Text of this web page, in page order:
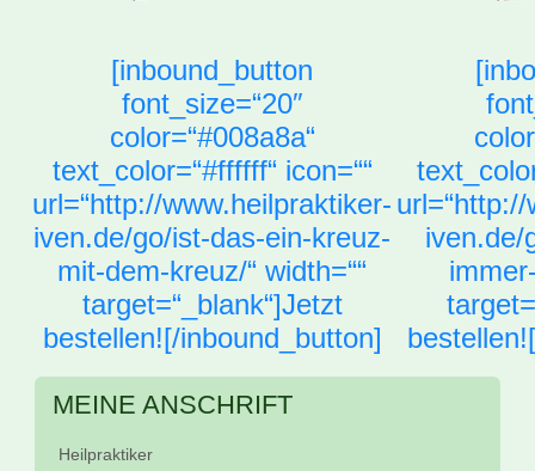
[inbound_button
font_size=“20″
color=“#008a8a“
text_color=“#ffffff“ icon=““
url=“http://www.heilpraktiker-
iven.de/go/ist-das-ein-kreuz-
mit-dem-kreuz/“ width=““
target=“_blank“]Jetzt
bestellen![/inbound_button]
iven.de/
MEINE ANSCHRIFT
Heilpraktiker